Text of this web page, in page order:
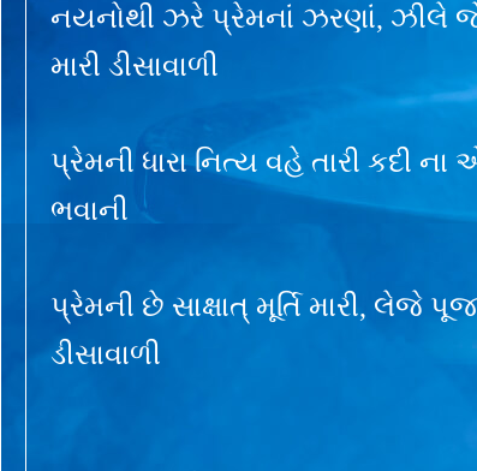
નયનોથી ઝરે પ્રેમનાં ઝરણાં, ઝીલે
મારી ડીસાવાળી
પ્રેમની ધારા નિત્ય વહે તારી કદી ના
ભવાની
પ્રેમની છે સાક્ષાત્ મૂર્તિ મારી, લેજે
ડીસાવાળી